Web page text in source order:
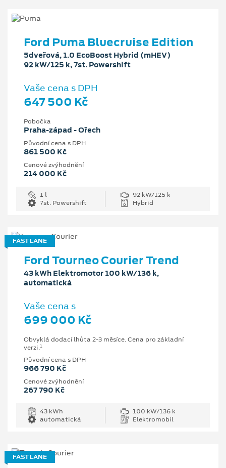
Ford Puma Bluecruise Edition
5dveřová, 1.0 EcoBoost Hybrid (mHEV)
92 kW/125 k, 7st. Powershift
Vaše cena s DPH
647 500 Kč
Pobočka
Praha-západ - Ořech
Původní cena s DPH
861 500 Kč
Cenové zvýhodnění
214 000 Kč
1 l
92 kW/125 k
7st. Powershift
Hybrid
FAST LANE
Ford Tourneo Courier Trend
43 kWh Elektromotor 100 kW/136 k,
automatická
Vaše cena s
699 000 Kč
Obvyklá dodací lhůta 2-3 měsíce. Cena pro základní
verzi.1
Původní cena s DPH
966 790 Kč
Cenové zvýhodnění
267 790 Kč
43 kWh
100 kW/136 k
automatická
Elektromobil
FAST LANE